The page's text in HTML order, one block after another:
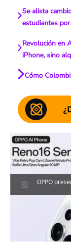
Se alista
estudiantes
Revolución en
iPhone, sino
Cómo
OPPO